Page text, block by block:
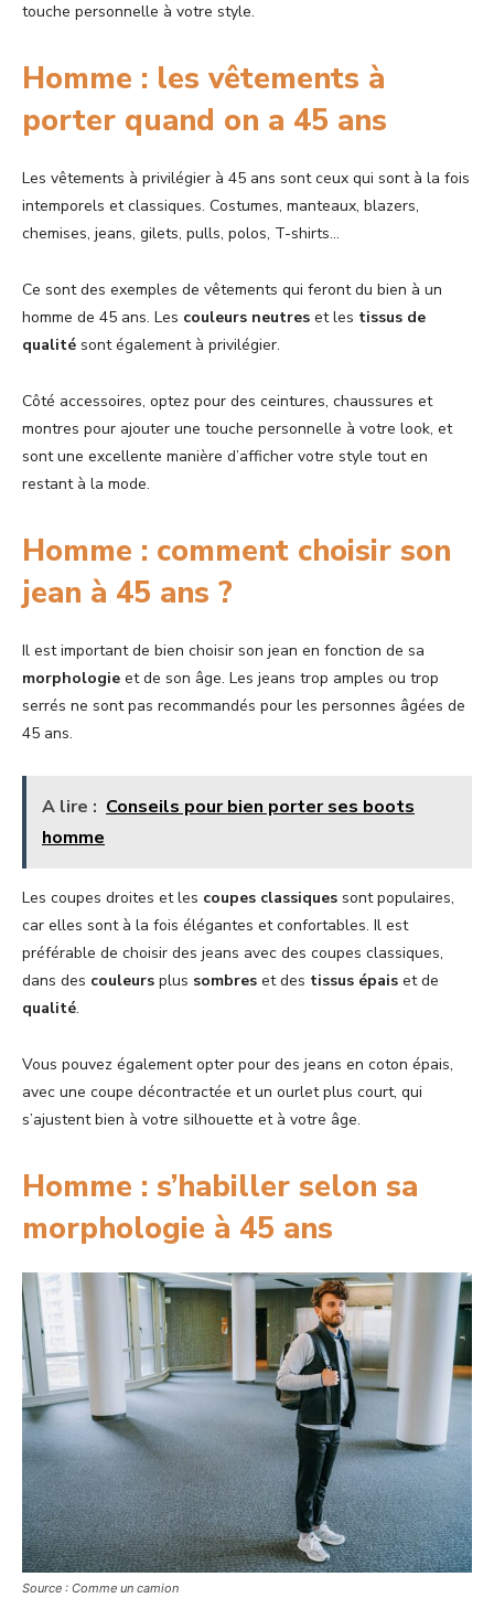
touche personnelle à votre style.
Homme : les vêtements à
porter quand on a 45 ans
Les vêtements à privilégier à 45 ans sont ceux qui sont à la fois
intemporels et classiques. Costumes, manteaux, blazers,
chemises, jeans, gilets, pulls, polos, T-shirts…
Ce sont des exemples de vêtements qui feront du bien à un
homme de 45 ans. Les couleurs neutres et les tissus de
qualité sont également à privilégier.
Côté accessoires, optez pour des ceintures, chaussures et
montres pour ajouter une touche personnelle à votre look, et
sont une excellente manière d’afficher votre style tout en
restant à la mode.
Homme : comment choisir son
jean à 45 ans ?
Il est important de bien choisir son jean en fonction de sa
morphologie et de son âge. Les jeans trop amples ou trop
serrés ne sont pas recommandés pour les personnes âgées de
45 ans.
A lire : Conseils pour bien porter ses boots
homme
Les coupes droites et les coupes classiques sont populaires,
car elles sont à la fois élégantes et confortables. Il est
préférable de choisir des jeans avec des coupes classiques,
dans des couleurs plus sombres et des tissus épais et de
qualité.
Vous pouvez également opter pour des jeans en coton épais,
avec une coupe décontractée et un ourlet plus court, qui
s’ajustent bien à votre silhouette et à votre âge.
Homme : s’habiller selon sa
morphologie à 45 ans
Source : Comme un camion